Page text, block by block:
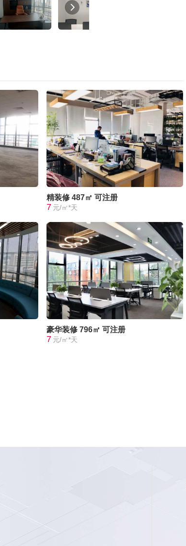
精装修 487㎡ 可注册
7 元/㎡*天
豪华装修 796㎡ 可注册
7 元/㎡*天